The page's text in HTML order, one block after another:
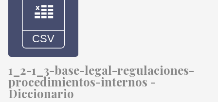
1_2-1_3-base-legal-regulaciones-
procedimientos-internos -
Diccionario